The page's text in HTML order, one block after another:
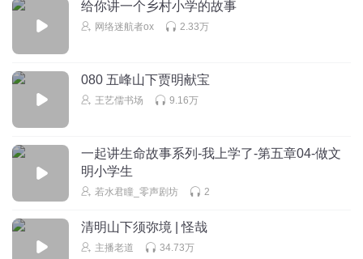
给你讲一个乡村小学的故事
网络迷航者ox 2.33万
080 五峰山下贾明献宝
王艺儒书场 9.16万
一起讲生命故事系列-我上学了-第五章04-做文
明小学生
若水君瞳_零声剧坊 2
清明山下须弥境 | 怪哉
主播老道 34.73万